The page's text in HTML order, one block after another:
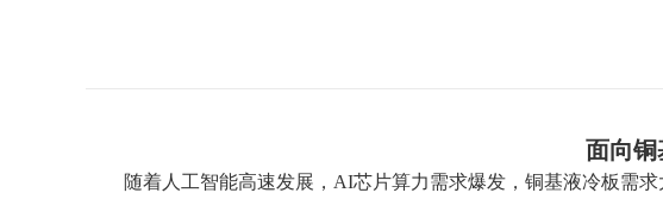
面向铜
随着人工智能高速发展， AI芯片算力需求爆发，铜基液冷板需